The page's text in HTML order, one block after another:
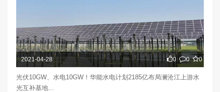
2021-04-28 0 0 0
光伏10GW、水电10GW！华能水电计划2185亿布局澜沧江上游水
光互补基地...